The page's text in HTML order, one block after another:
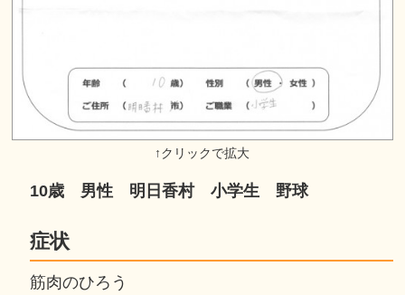
10歳 男性 明日香村 小学生 野球
症状
筋肉のひろう